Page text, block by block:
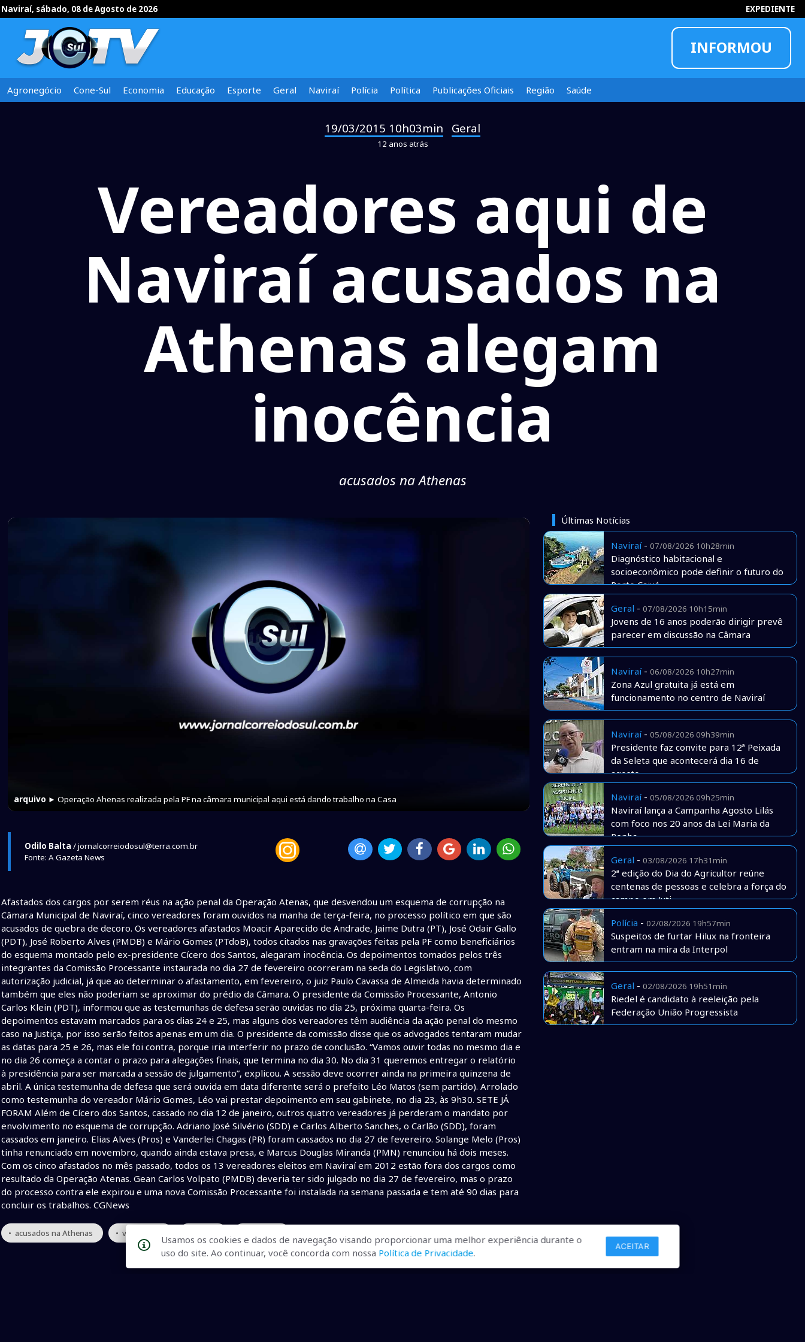
Naviraí, sábado, 08 de Agosto de 2026 EXPEDIENTE
INFORMOU
Agronegócio Cone-Sul Economia Educação Esporte Geral Naviraí Polícia Política Publicações Oficiais Região Saúde
19/03/2015 10h03min Geral
12 anos atrás
Vereadores aqui de
Naviraí acusados na
Athenas alegam
inocência
acusados na Athenas
arquivo ► Operação Ahenas realizada pela PF na câmara municipal aqui está dando trabalho na Casa
Odilo Balta / jornalcorreiodosul@terra.com.br
Fonte: A Gazeta News
Afastados dos cargos por serem réus na ação penal da Operação Atenas, que desvendou um esquema de corrupção na
Câmara Municipal de Naviraí, cinco vereadores foram ouvidos na manha de terça-feira, no processo político em que são
acusados de quebra de decoro. Os vereadores afastados Moacir Aparecido de Andrade, Jaime Dutra (PT), José Odair Gallo
(PDT), José Roberto Alves (PMDB) e Mário Gomes (PTdoB), todos citados nas gravações feitas pela PF como beneficiários
do esquema montado pelo ex-presidente Cícero dos Santos, alegaram inocência. Os depoimentos tomados pelos três
integrantes da Comissão Processante instaurada no dia 27 de fevereiro ocorreram na seda do Legislativo, com
autorização judicial, já que ao determinar o afastamento, em fevereiro, o juiz Paulo Cavassa de Almeida havia determinado
também que eles não poderiam se aproximar do prédio da Câmara. O presidente da Comissão Processante, Antonio
Carlos Klein (PDT), informou que as testemunhas de defesa serão ouvidas no dia 25, próxima quarta-feira. Os
depoimentos estavam marcados para os dias 24 e 25, mas alguns dos vereadores têm audiência da ação penal do mesmo
caso na Justiça, por isso serão feitos apenas em um dia. O presidente da comissão disse que os advogados tentaram mudar
as datas para 25 e 26, mas ele foi contra, porque iria interferir no prazo de conclusão. “Vamos ouvir todas no mesmo dia e
no dia 26 começa a contar o prazo para alegações finais, que termina no dia 30. No dia 31 queremos entregar o relatório
à presidência para ser marcada a sessão de julgamento”, explicou. A sessão deve ocorrer ainda na primeira quinzena de
abril. A única testemunha de defesa que será ouvida em data diferente será o prefeito Léo Matos (sem partido). Arrolado
como testemunha do vereador Mário Gomes, Léo vai prestar depoimento em seu gabinete, no dia 23, às 9h30. SETE JÁ
FORAM Além de Cícero dos Santos, cassado no dia 12 de janeiro, outros quatro vereadores já perderam o mandato por
envolvimento no esquema de corrupção. Adriano José Silvério (SDD) e Carlos Alberto Sanches, o Carlão (SDD), foram
cassados em janeiro. Elias Alves (Pros) e Vanderlei Chagas (PR) foram cassados no dia 27 de fevereiro. Solange Melo (Pros)
tinha renunciado em novembro, quando ainda estava presa, e Marcus Douglas Miranda (PMN) renunciou há dois meses.
Com os cinco afastados no mês passado, todos os 13 vereadores eleitos em Naviraí em 2012 estão fora dos cargos como
resultado da Operação Atenas. Gean Carlos Volpato (PMDB) deveria ter sido julgado no dia 27 de fevereiro, mas o prazo
do processo contra ele expirou e uma nova Comissão Processante foi instalada na semana passada e tem até 90 dias para
concluir os trabalhos. CGNews
• acusados na Athenas • vereadores
Últimas Notícias
Naviraí- 07/08/2026 10h28min
Diagnóstico habitacional e
socioeconômico pode definir o futuro do
Porto Caiuá
Geral - 07/08/2026 10h15min
Jovens de 16 anos poderão dirigir prevê
parecer em discussão na Câmara
Naviraí- 06/08/2026 10h27min
Zona Azul gratuita já está em
funcionamento no centro de Naviraí
Naviraí- 05/08/2026 09h39min
Presidente faz convite para 12ª Peixada
da Seleta que acontecerá dia 16 de
agosto
Naviraí- 05/08/2026 09h25min
Naviraí lança a Campanha Agosto Lilás
com foco nos 20 anos da Lei Maria da
Penha
Geral - 03/08/2026 17h31min
2ª edição do Dia do Agricultor reúne
centenas de pessoas e celebra a força do
campo em Juti
Polícia - 02/08/2026 19h57min
Suspeitos de furtar Hilux na fronteira
entram na mira da Interpol
Geral - 02/08/2026 19h51min
Riedel é candidato à reeleição pela
Federação União Progressista
Usamos os cookies e dados de navegação visando proporcionar uma melhor experiência durante o
uso do site. Ao continuar, você concorda com nossa Política de Privacidade.
ACEITAR